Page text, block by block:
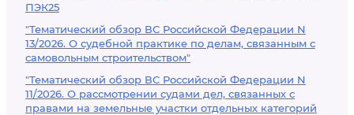
ПЭК25
"Тематический обзор ВС Российской Федерации N
13/2026. О судебной практике по делам, связанным с
самовольным строительством"
"Тематический обзор ВС Российской Федерации N
11/2026. О рассмотрении судами дел, связанных с
правами на земельные участки отдельных категорий